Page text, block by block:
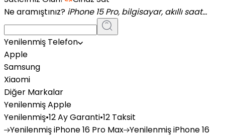
Ne aramıştınız? iPhone 15 Pro, bilgisayar, akıllı saat...
Yenilenmiş Telefon
Apple
Samsung
Xiaomi
Diğer Markalar
Yenilenmiş Apple
Yenilenmiş•12 Ay Garanti•12 Taksit
YenilenmişiPhone 16 Pro Max YenilenmişiPhone 16